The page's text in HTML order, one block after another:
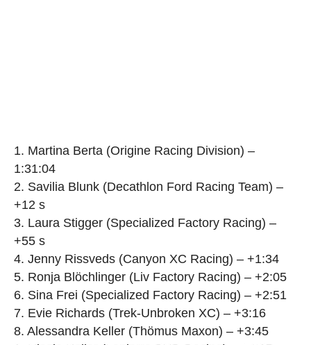
1. Martina Berta (Origine Racing Division) –
1:31:04
2. Savilia Blunk (Decathlon Ford Racing Team) –
+12 s
3. Laura Stigger (Specialized Factory Racing) –
+55 s
4. Jenny Rissveds (Canyon XC Racing) – +1:34
5. Ronja Blöchlinger (Liv Factory Racing) – +2:05
6. Sina Frei (Specialized Factory Racing) – +2:51
7. Evie Richards (Trek-Unbroken XC) – +3:16
8. Alessandra Keller (Thömus Maxon) – +3:45